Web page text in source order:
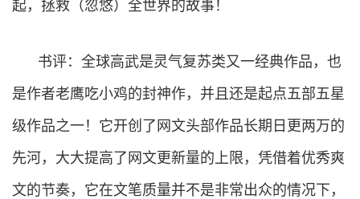
起，拯救（忽悠）全世界的故事！
书评：全球高武是灵气复苏类又一经典作品，也
是作者老鹰吃小鸡的封神作，并且还是起点五部五星
级作品之一！它开创了网文头部作品长期日更两万的
先河，大大提高了网文更新量的上限，凭借着优秀爽
文的节奏，它在文笔质量并不是非常出众的情况下，